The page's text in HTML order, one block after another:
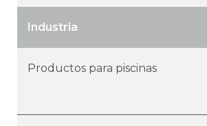
Industria
Productos para piscinas